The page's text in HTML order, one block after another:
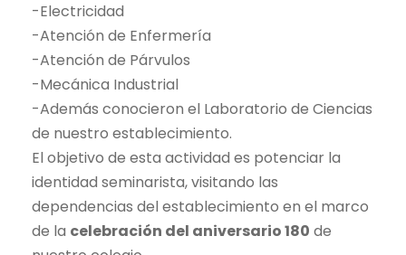
-Electricidad
-Atención de Enfermería
-Atención de Párvulos
-Mecánica Industrial
-Además conocieron el Laboratorio de Ciencias
de nuestro establecimiento.
El objetivo de esta actividad es potenciar la
identidad seminarista, visitando las
dependencias del establecimiento en el marco
de la celebración del aniversario 180 de